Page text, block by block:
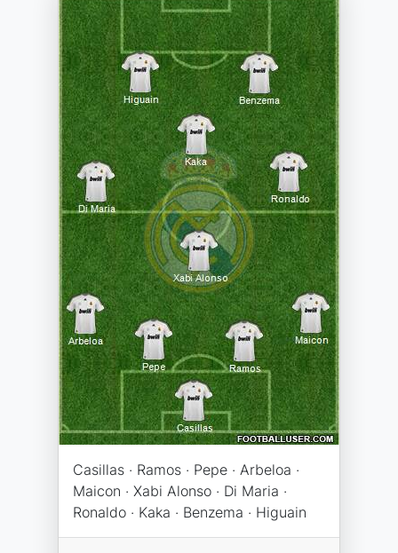
Casillas · Ramos · Pepe · Arbeloa ·
Maicon · Xabi Alonso · Di Maria ·
Ronaldo · Kaka · Benzema · Higuain